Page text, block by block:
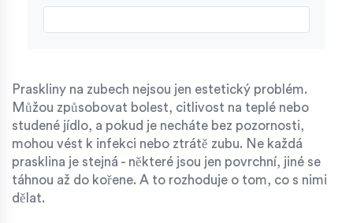
Praskliny na zubech nejsou jen estetický problém.
Můžou způsobovat bolest, citlivost na teplé nebo
studené jídlo, a pokud je necháte bez pozornosti,
mohou vést k infekci nebo ztrátě zubu. Ne každá
prasklina je stejná - některé jsou jen povrchní, jiné se
táhnou až do kořene. A to rozhoduje o tom, co s nimi
dělat.